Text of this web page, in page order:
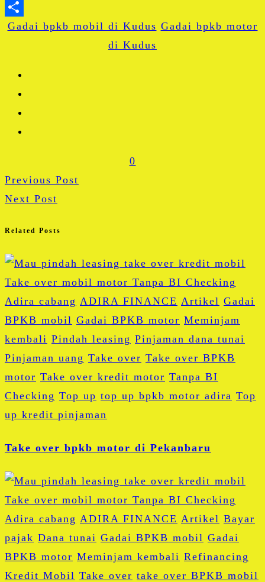
Share
Gadai bpkb mobil di Kudus Gadai bpkb motor
di Kudus
0
Previous Post
Next Post
Related Posts
Adira cabang ADIRA FINANCE Artikel Gadai
BPKB mobil Gadai BPKB motor Meminjam
kembali Pindah leasing Pinjaman dana tunai
Pinjaman uang Take over Take over BPKB
motor Take over kredit motor Tanpa BI
Checking Top up top up bpkb motor adira Top
up kredit pinjaman
Take over bpkb motor di Pekanbaru
Adira cabang ADIRA FINANCE Artikel Bayar
pajak Dana tunai Gadai BPKB mobil Gadai
BPKB motor Meminjam kembali Refinancing
Kredit Mobil Take over take over BPKB mobil